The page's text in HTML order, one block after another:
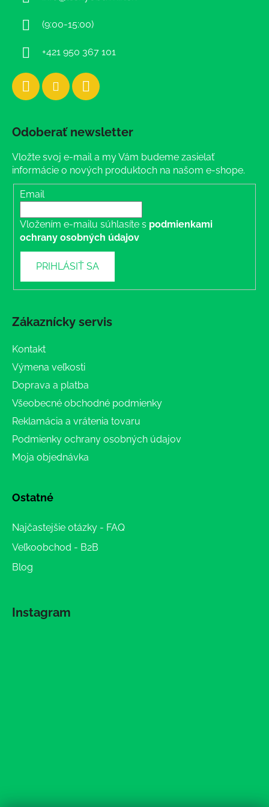
(9:00-15:00)
+421 950 367 101
Odoberať newsletter
Vložte svoj e-mail a my Vám budeme zasielať
informácie o nových produktoch na našom e-shope.
Email
Vložením e-mailu súhlasíte s podmienkami
ochrany osobných údajov
PRIHLÁSIŤ SA
Zákaznícky servis
Kontakt
Výmena veľkosti
Doprava a platba
Všeobecné obchodné podmienky
Reklamácia a vrátenia tovaru
Podmienky ochrany osobných údajov
Moja objednávka
Ostatné
Najčastejšie otázky - FAQ
Veľkoobchod - B2B
Blog
Instagram